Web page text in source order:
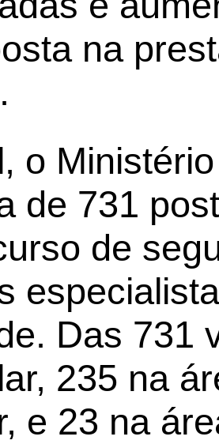
na
o
de 731
de
Das 731
235 na
e 23 na